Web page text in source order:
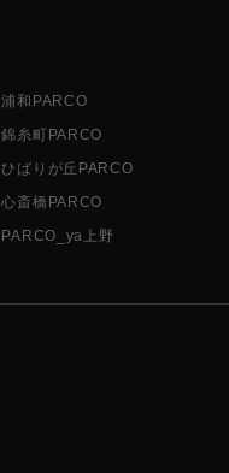
浦和PARCO
錦糸町PARCO
ひばりが丘PARCO
心斎橋PARCO
PARCO_ya上野